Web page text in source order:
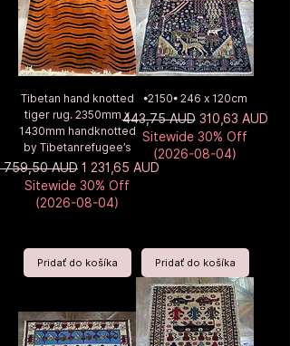
Tibetan hand knotted
tiger rug. 2350mm x
1430mm handknotted
by Tibetanrefugee’s
cena
759,50 AUD Zľavnená cena
1 231,65 AUD
Sitewide 30% Off
(2026-08-04)
Pridať do košíka
•2150• 246 x 120cm
Normálna cena
443,75 AUD Zľavnená cena
310,63 AUD
Sitewide 30% Off
(2026-08-04)
Pridať do košíka